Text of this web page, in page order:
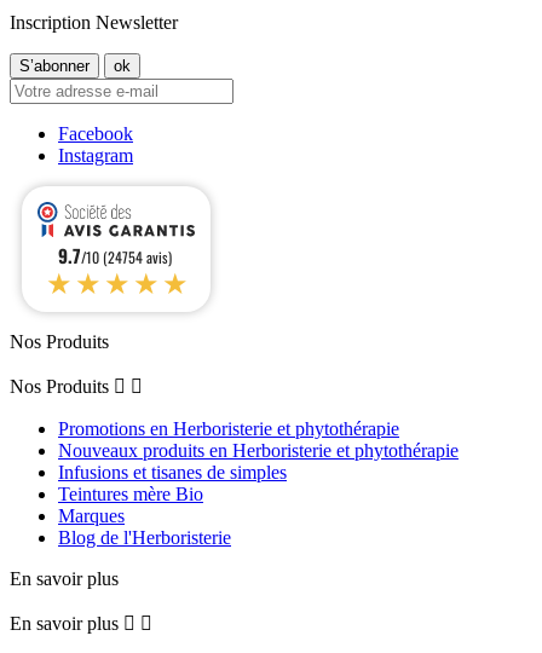
Inscription Newsletter
Facebook
Instagram
9.7/10 (24754 avis)
★★★★★
Nos Produits
Nos Produits  
Promotions en Herboristerie et phytothérapie
Nouveaux produits en Herboristerie et phytothérapie
Infusions et tisanes de simples
Teintures mère Bio
Marques
Blog de l'Herboristerie
En savoir plus
En savoir plus  